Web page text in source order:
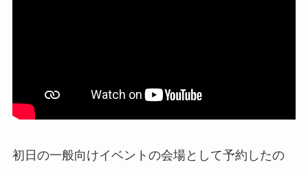
初日の一般向けイベントの会場として予約したの